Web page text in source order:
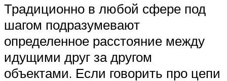
Традиционно в любой сфере под
шагом подразумевают
определенное расстояние между
идущими друг за другом
объектами. Если говорить про цепи